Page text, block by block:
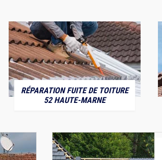
RÉPARATION FUITE DE TOITURE
52 HAUTE-MARNE